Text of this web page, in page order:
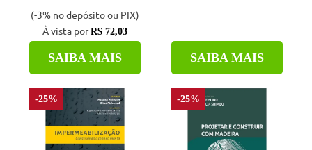
(-3% no depósito ou PIX)
À vista porR$ 72,03
SAIBA MAIS SAIBA MAIS
-25% -25%